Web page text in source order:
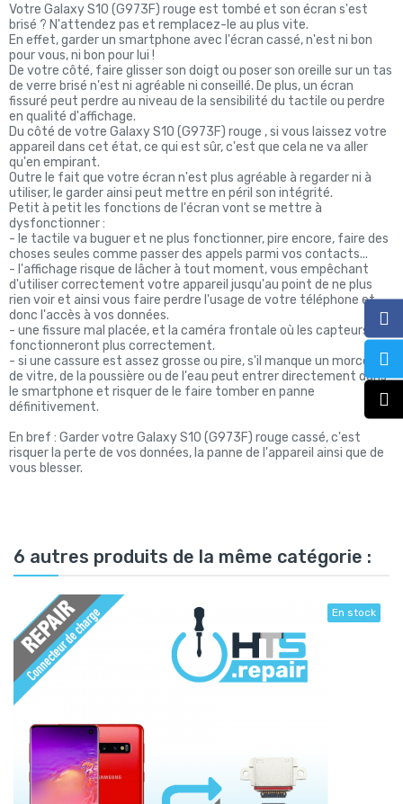
Votre Galaxy S10 (G973F) rouge est tombé et son écran s'est
brisé ? N'attendez pas et remplacez-le au plus vite.
En effet, garder un smartphone avec l'écran cassé, n'est ni bon
pour vous, ni bon pour lui !
De votre côté, faire glisser son doigt ou poser son oreille sur un tas
de verre brisé n'est ni agréable ni conseillé. De plus, un écran
fissuré peut perdre au niveau de la sensibilité du tactile ou perdre
en qualité d'affichage.
Du côté de votre Galaxy S10 (G973F) rouge , si vous laissez votre
appareil dans cet état, ce qui est sûr, c'est que cela ne va aller
qu'en empirant.
Outre le fait que votre écran n'est plus agréable à regarder ni à
utiliser, le garder ainsi peut mettre en péril son intégrité.
Petit à petit les fonctions de l'écran vont se mettre à
dysfonctionner :
- le tactile va buguer et ne plus fonctionner, pire encore, faire des
choses seules comme passer des appels parmi vos contacts...
- l'affichage risque de lâcher à tout moment, vous empêchant
d'utiliser correctement votre appareil jusqu'au point de ne plus
rien voir et ainsi vous faire perdre l'usage de votre téléphone et
donc l'accès à vos données.
- une fissure mal placée, et la caméra frontale où les capteurs ne
fonctionneront plus correctement.
- si une cassure est assez grosse ou pire, s'il manque un morceau
de vitre, de la poussière ou de l'eau peut entrer directement dans
le smartphone et risquer de le faire tomber en panne
définitivement.
En bref : Garder votre Galaxy S10 (G973F) rouge cassé, c'est
risquer la perte de vos données, la panne de l'appareil ainsi que de
vous blesser.
6 autres produits de la même catégorie :
En stock